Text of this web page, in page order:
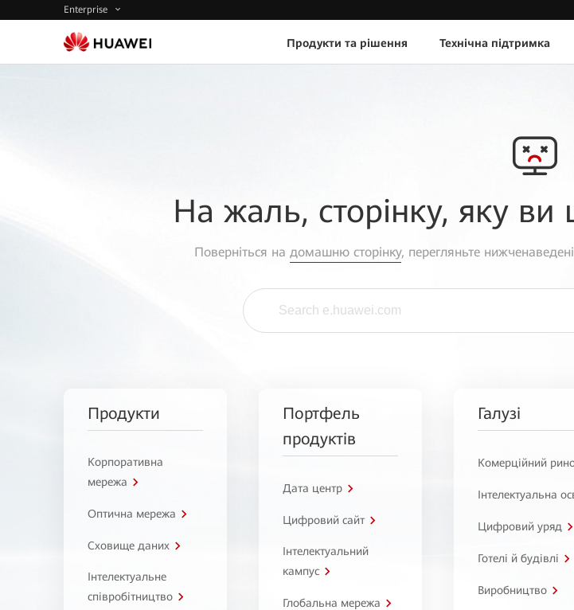
Enterprise
Продукти та рішення Технічна підтримка
На жаль, сторінку, яку ви
Поверніться на домашню сторінку, перегляньте
Продукти
Корпоративна
мережа
Оптична мережа
Сховище даних
Інтелектуальне
співробітництво
Портфель
продуктів
Дата центр
Цифровий сайт
Інтелектуальний
кампус
Глобальна мережа
Галузі
Комерційний
Інтелектуальна
Цифровий уряд
Готелі й будівлі
Виробництво